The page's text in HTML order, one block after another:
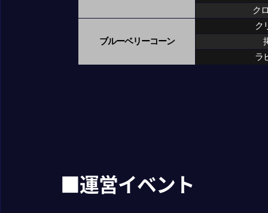
ク
ブルーベリーコーン
ク
ラ
■運営イベント